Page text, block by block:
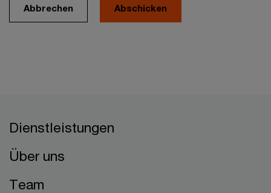
Abbrechen
Dienstleistungen
Über uns
Team